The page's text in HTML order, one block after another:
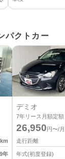
パクトカー
km
年
デミオ
7年リース月額定額
26,950 円〜/月
走行距離
年式(初度登録)